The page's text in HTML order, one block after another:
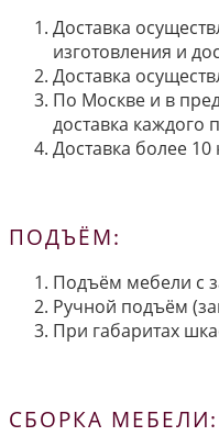
Доставка
изготовления и
Доставка
По Москве и в
доставка каждого
Доставка более
ПОДЪЁМ:
Подъём мебели с
Ручной подъём
При габаритах
СБОРКА МЕБЕЛИ: